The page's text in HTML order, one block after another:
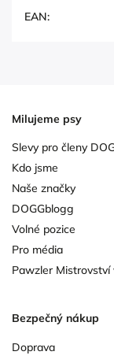
EAN:
Milujeme psy
Slevy pro členy
Kdo jsme
Naše značky
DOGGblogg
Volné pozice
Pro média
Pawzler Mistrovství
Bezpečný nákup
Doprava